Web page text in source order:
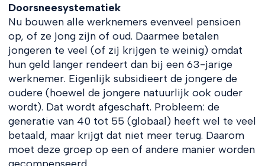
Doorsneesystematiek
Nu bouwen alle werknemers evenveel pensioen
op, of ze jong zijn of oud. Daarmee betalen
jongeren te veel (of zij krijgen te weinig) omdat
hun geld langer rendeert dan bij een 63-jarige
werknemer. Eigenlijk subsidieert de jongere de
oudere (hoewel de jongere natuurlijk ook ouder
wordt). Dat wordt afgeschaft. Probleem: de
generatie van 40 tot 55 (globaal) heeft wel te veel
betaald, maar krijgt dat niet meer terug. Daarom
moet deze groep op een of andere manier worden